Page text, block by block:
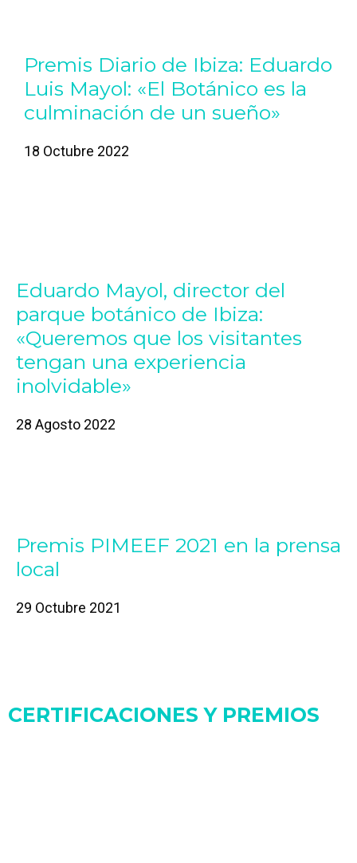
Premis Diario de Ibiza: Eduardo
Luis Mayol: «El Botánico es la
culminación de un sueño»
18 Octubre 2022
Eduardo Mayol, director del
parque botánico de Ibiza:
«Queremos que los visitantes
tengan una experiencia
inolvidable»
28 Agosto 2022
Premis PIMEEF 2021 en la prensa
local
29 Octubre 2021
CERTIFICACIONES Y PREMIOS